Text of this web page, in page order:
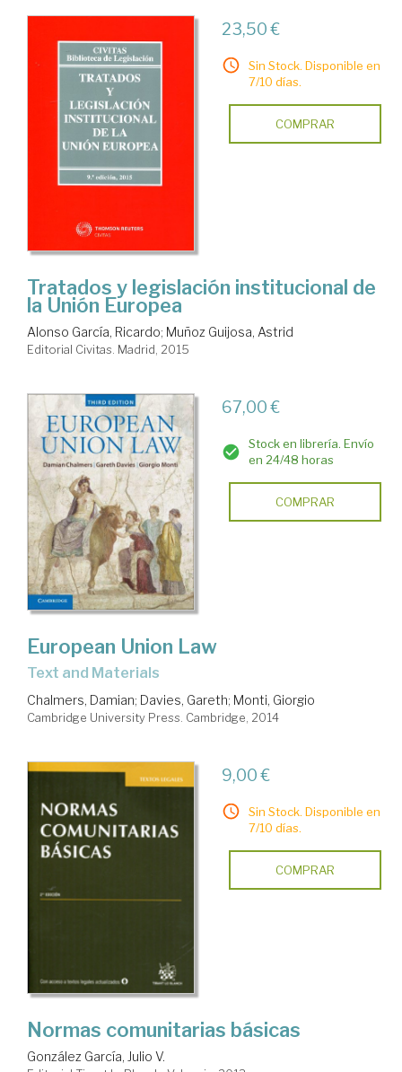
23,50 €
Sin Stock. Disponible en
7/10 días.
COMPRAR
Tratados y legislación institucional de
la Unión Europea
Alonso García, Ricardo; Muñoz Guijosa, Astrid
Editorial Civitas. Madrid, 2015
67,00 €
Stock en librería. Envío
en 24/48 horas
COMPRAR
European Union Law
Text and Materials
Chalmers, Damian; Davies, Gareth; Monti, Giorgio
Cambridge University Press. Cambridge, 2014
9,00 €
Sin Stock. Disponible en
7/10 días.
COMPRAR
Normas comunitarias básicas
González García, Julio V.